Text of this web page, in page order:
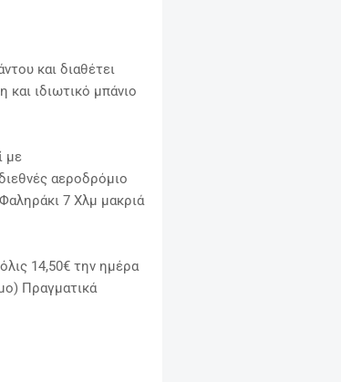
και διαθέτει
ιδιωτικό μπάνιο
με
αεροδρόμιο
7 Χλμ μακριά
14,50€ την ημέρα
Πραγματικά